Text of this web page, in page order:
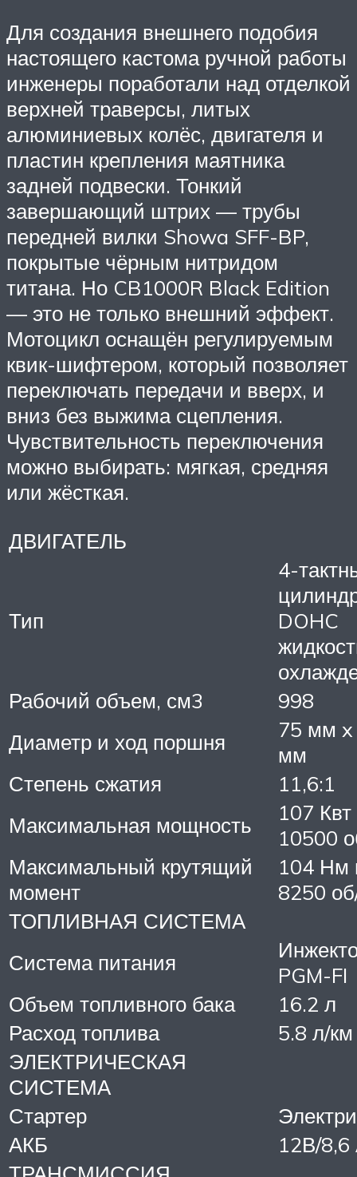
Для создания внешнего подобия
настоящего кастома ручной работы
инженеры поработали над отделкой
верхней траверсы, литых
алюминиевых колёс, двигателя и
пластин крепления маятника
задней подвески. Тонкий
завершающий штрих — трубы
передней вилки Showa SFF-BP,
покрытые чёрным нитридом
титана. Но CB1000R Black Edition
— это не только внешний эффект.
Мотоцикл оснащён регулируемым
квик-шифтером, который позволяет
переключать передачи и вверх, и
вниз без выжима сцепления.
Чувствительность переключения
можно выбирать: мягкая, средняя
или жёсткая.
ДВИГАТЕЛЬ
Тип
4-
DOHC
Рабочий объем, см3
998
Диаметр и ход поршня
75 мм x
мм
Степень сжатия
11,6:1
Максимальная мощность
107
10500
Максимальный крутящий
момент
104 Нм
8250
ТОПЛИВНАЯ СИСТЕМА
Система питания
PGM-FI
Объем топливного бака
16.2 л
Расход топлива
5.8 л/км
ЭЛЕКТРИЧЕСКАЯ
СИСТЕМА
Стартер
АКБ
12В/